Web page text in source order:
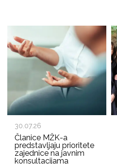
30.07.26
Članice MŽK-a
predstavljaju prioritete
zajednice na javnim
konsultacijama